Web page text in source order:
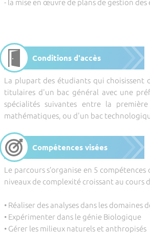
- la mise en œuvre de plans de gestion des
Conditions d'accès
La plupart des étudiants qui choisissent
titulaires d'un bac général avec une
spécialités suivantes entre la
mathématiques, ou d'un bac technologique
Compétences visées
Le parcours s’organise en 5
niveaux de complexité croissant au cours
• Réaliser des analyses dans les domaines
• Expérimenter dans le génie Biologique
• Gérer les milieux naturels et anthropisés